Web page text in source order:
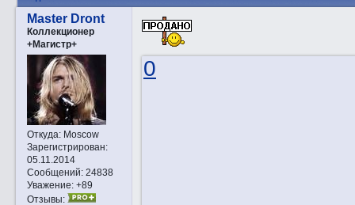
Master Dront
Коллекционер
+Магистр+
Откуда:Moscow
Зарегистрирован:
05.11.2014
Сообщений:24838
Уважение: +89
Отзывы:
0